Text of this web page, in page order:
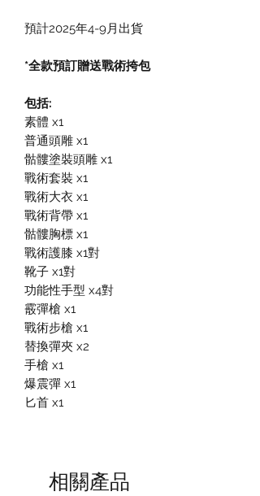
預計2025年4-9月出貨
*全款預訂贈送戰術挎包
包括:
素體 x1
普通頭雕 x1
骷髏塗裝頭雕 x1
戰術套裝 x1
戰術大衣 x1
戰術背帶 x1
骷髏胸標 x1
戰術護膝 x1對
靴子 x1對
功能性手型 x4對
霰彈槍 x1
戰術步槍 x1
替換彈夾 x2
手槍 x1
爆震彈 x1
匕首 x1
相關產品